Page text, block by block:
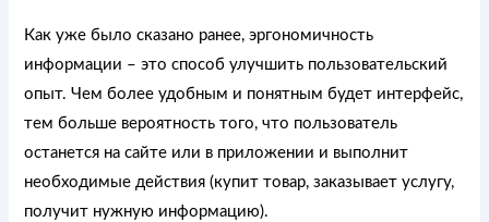
Как уже было сказано ранее, эргономичность
информации – это способ улучшить пользовательский
опыт. Чем более удобным и понятным будет интерфейс,
тем больше вероятность того, что пользователь
останется на сайте или в приложении и выполнит
необходимые действия (купит товар, заказывает услугу,
получит нужную информацию).